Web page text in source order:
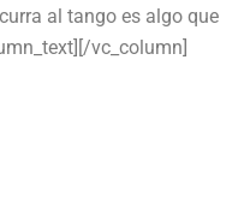
al tango es algo que
vc_column]